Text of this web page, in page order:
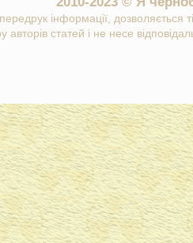
інформації, дозволяється
статей і не несе